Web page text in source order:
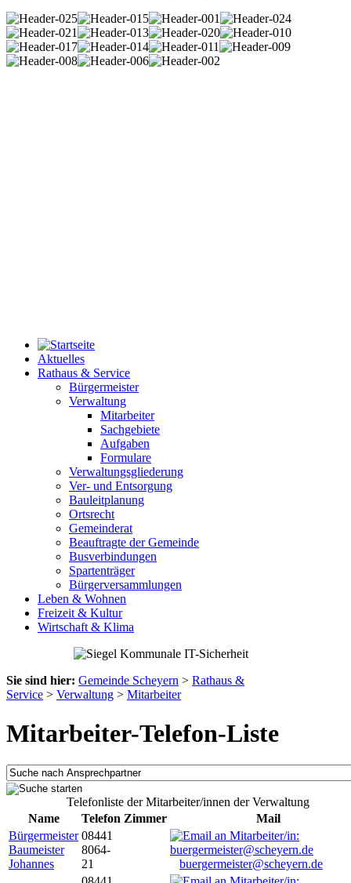
Aktuelles
Rathaus & Service
Bürgermeister
Verwaltung
Mitarbeiter
Sachgebiete
Aufgaben
Formulare
Verwaltungsgliederung
Ver- und Entsorgung
Bauleitplanung
Ortsrecht
Gemeinderat
Beauftragte der Gemeinde
Busverbindungen
Spartenträger
Bürgerversammlungen
Leben & Wohnen
Freizeit & Kultur
Wirtschaft & Klima
Sie sind hier: Gemeinde Scheyern > Rathaus &
Service > Verwaltung > Mitarbeiter
Mitarbeiter-Telefon-Liste
Telefonliste der Mitarbeiter/innen der Verwaltung
Name
Telefon Zimmer
Mail
Bürgermeister
Baumeister
Johannes
08441
8064-
21
buergermeister@scheyern.de